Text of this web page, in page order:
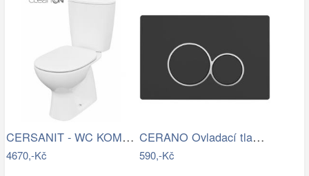
CERSANIT - WC KOMBI 682 ARTECO CO 020 3…
4670,-Kč
CERANO Ovladací tlačítko WC modulů Lite…
590,-Kč